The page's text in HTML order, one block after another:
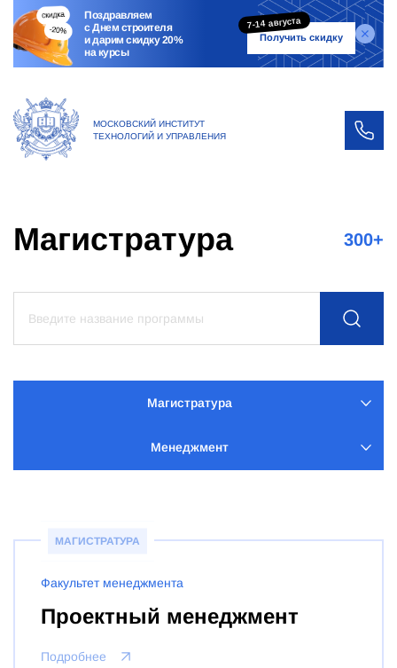
Поздравляем
с Днем строителя
и дарим скидку 20%
на курсы
7-14 августа
Получить скидку
МОСКОВСКИЙ ИНСТИТУТ
ТЕХНОЛОГИЙ И УПРАВЛЕНИЯ
Магистратура 300+
Магистратура
Менеджмент
МАГИСТРАТУРА
Факультет менеджмента
Проектный менеджмент
Подробнее